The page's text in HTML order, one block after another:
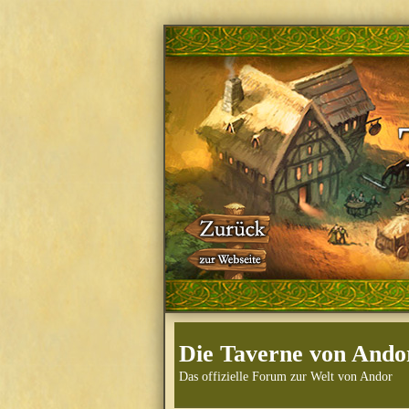
Die Taverne von
Das offizielle Forum zur Welt von Andor